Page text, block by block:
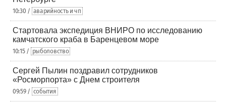
10:30 / аварийность и чп
Стартовала экспедиция ВНИРО по исследованию
камчатского краба в Баренцевом море
10:15 / рыболовство
Сергей Пылин поздравил сотрудников
«Росморпорта» с Днем строителя
09:59 / события